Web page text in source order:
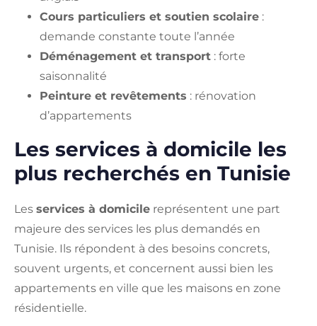
Cours particuliers et soutien scolaire :
demande constante toute l’année
Déménagement et transport : forte
saisonnalité
Peinture et revêtements : rénovation
d’appartements
Les services à domicile les
plus recherchés en Tunisie
Les services à domicile représentent une part
majeure des services les plus demandés en
Tunisie. Ils répondent à des besoins concrets,
souvent urgents, et concernent aussi bien les
appartements en ville que les maisons en zone
résidentielle.